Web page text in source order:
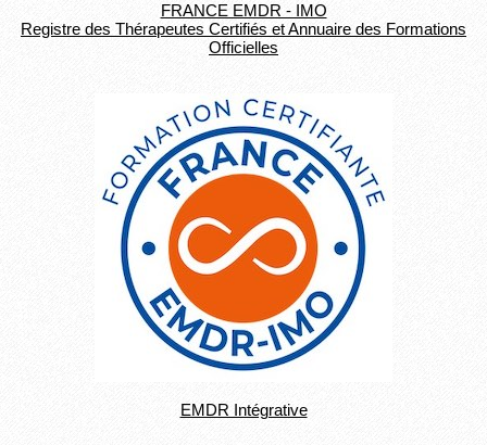
FRANCE EMDR - IMO
Registre des Thérapeutes Certifiés et Annuaire des Formations
Officielles
EMDR Intégrative